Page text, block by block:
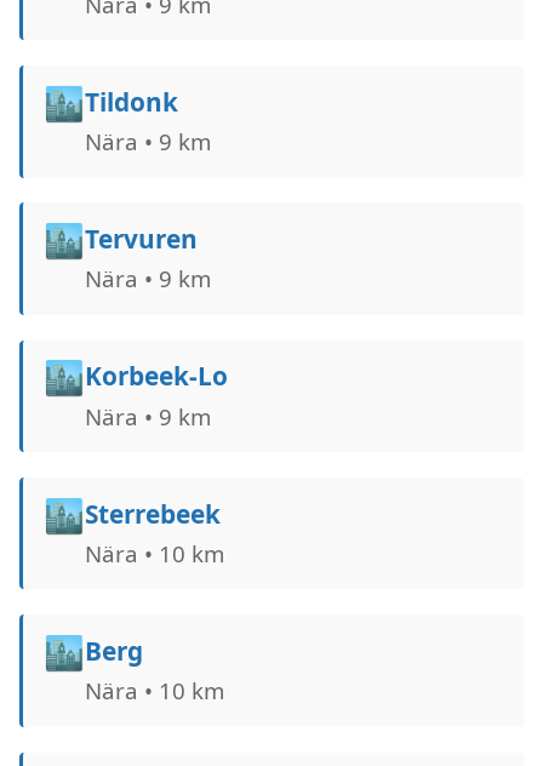
🏙️Tildonk
Nära • 9 km
🏙️Tervuren
Nära • 9 km
🏙️Korbeek-Lo
Nära • 9 km
🏙️Sterrebeek
Nära • 10 km
🏙️Berg
Nära • 10 km